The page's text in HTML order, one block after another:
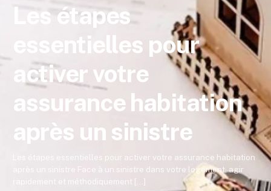
Les étapes
essentielles pour
activer votre
assurance habitation
après un sinistre
Les étapes essentielles pour activer votre assurance habitation
après un sinistre Face à un sinistre dans votre logement, agir
rapidement et méthodiquement […]